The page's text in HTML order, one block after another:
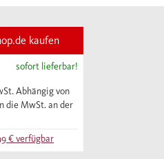
kaufen
sofort lieferbar!
Abhängig von
die MwSt. an der
€verfügbar